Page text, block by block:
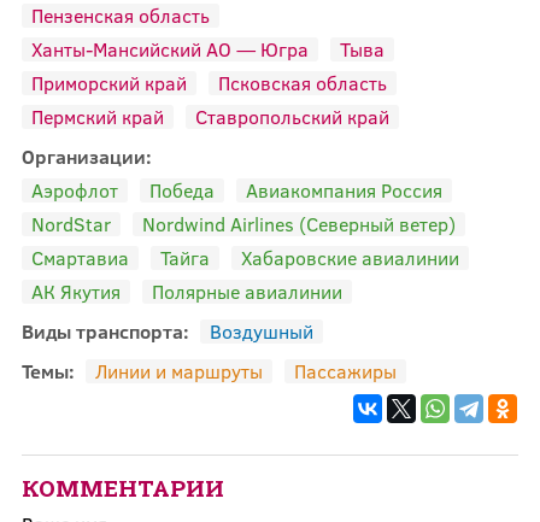
Пензенская область
Ханты-Мансийский АО — Югра
Тыва
Приморский край
Псковская область
Пермский край
Ставропольский край
Организации:
Аэрофлот
Победа
Авиакомпания Россия
NordStar
Nordwind Airlines (Северный ветер)
Смартавиа
Тайга
Хабаровские авиалинии
АК Якутия
Полярные авиалинии
Виды транспорта:
Воздушный
Темы:
Линии и маршруты Пассажиры
КОММЕНТАРИИ